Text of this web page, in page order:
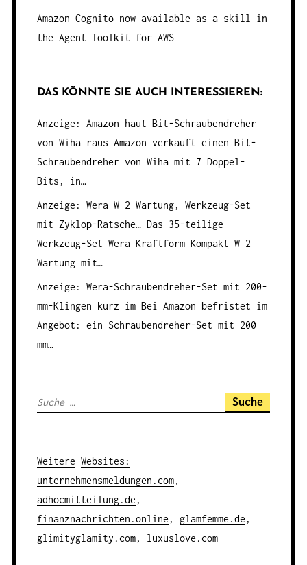
Amazon Cognito now available as a skill in
the Agent Toolkit for AWS
DAS KÖNNTE SIE AUCH INTERESSIEREN:
Anzeige: Amazon haut Bit-Schraubendreher
von Wiha raus Amazon verkauft einen Bit-
Schraubendreher von Wiha mit 7 Doppel-
Bits, in…
Anzeige: Wera W 2 Wartung, Werkzeug-Set
mit Zyklop-Ratsche…Das 35-teilige
Werkzeug-Set Wera Kraftform Kompakt W 2
Wartung mit…
Anzeige: Wera-Schraubendreher-Set mit 200-
mm-Klingen kurz imBei Amazon befristet im
Angebot: ein Schraubendreher-Set mit 200
mm…
S
h
e
n
a
c
Weitere Websites :
unternehmensmeldungen.com,
adhocmitteilung.de ,
finanznachrichten.online , glamfemme.de ,
glimityglamity.com, luxuslove.com